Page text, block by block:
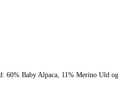
Baby Alpaca, 11% Merino Uld